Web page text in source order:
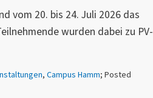
vom 20. bis 24. Juli 2026 das
wurden dabei zu PV-
, Campus Hamm; Posted